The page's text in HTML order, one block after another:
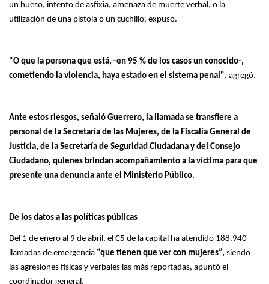
un hueso, intento de asfixia, amenaza de muerte verbal, o la
utilización de una pistola o un cuchillo, expuso.
"O que la persona que está, -en 95 % de los casos un conocido-,
cometiendo la violencia, haya estado en el sistema penal", agregó.
Ante estos riesgos, señaló Guerrero, la llamada se transfiere a
personal de la Secretaría de las Mujeres, de la Fiscalía General de
Justicia, de la Secretaría de Seguridad Ciudadana y del Consejo
Ciudadano, quienes brindan acompañamiento a la víctima para que
presente una denuncia ante el Ministerio Público.
De los datos a las políticas públicas
Del 1 de enero al 9 de abril, el C5 de la capital ha atendido 188.940
llamadas de emergencia “que tienen que ver con mujeres”, siendo
las agresiones físicas y verbales las más reportadas, apuntó el
coordinador general.